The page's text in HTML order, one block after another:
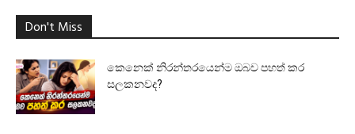
Don't Miss
කෙනෙක් නිරන්තරයෙන්ම ඔබව පහත් කර
සලකනවද?